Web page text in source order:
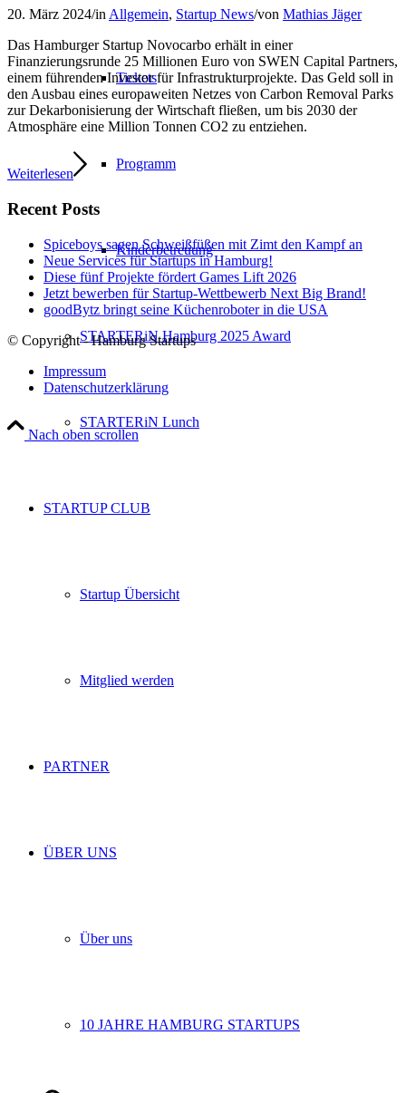
Tickets
Programm
Kinderbetreuung
STARTERiN Hamburg 2025 Award
STARTERiN Lunch
STARTUP CLUB
Startup Übersicht
Mitglied werden
PARTNER
ÜBER UNS
Über uns
10 JAHRE HAMBURG STARTUPS
20. März 2024/inAllgemein, Startup News/von Mathias Jäger
Das Hamburger Startup Novocarbo erhält in einer
Finanzierungsrunde 25 Millionen Euro von SWEN Capital Partners,
einem führenden Investor für Infrastrukturprojekte. Das Geld soll in
den Ausbau eines europaweiten Netzes von Carbon Removal Parks
zur Dekarbonisierung der Wirtschaft fließen, um bis 2030 der
Atmosphäre eine Million Tonnen CO2 zu entziehen.
Weiterlesen
Recent Posts
Spiceboys sagen Schweißfüßen mit Zimt den Kampf an
Neue Services für Startups in Hamburg!
Diese fünf Projekte fördert Games Lift 2026
Jetzt bewerben für Startup-Wettbewerb Next Big Brand!
goodBytz bringt seine Küchenroboter in die USA
© Copyright - Hamburg Startups
Impressum
Datenschutzerklärung
Nach oben scrollen